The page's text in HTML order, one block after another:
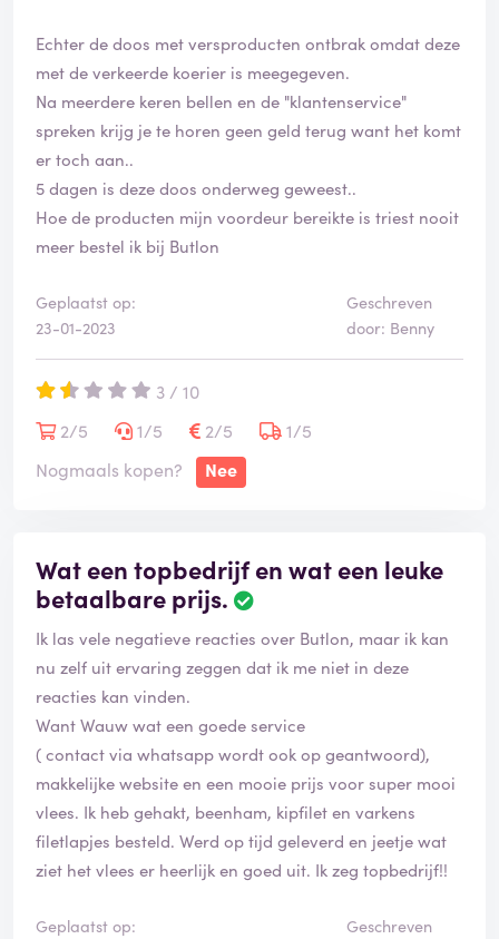
Echter de doos met versproducten ontbrak omdat deze
met de verkeerde koerier is meegegeven.
Na meerdere keren bellen en de "klantenservice"
spreken krijg je te horen geen geld terug want het komt
er toch aan..
5 dagen is deze doos onderweg geweest..
Hoe de producten mijn voordeur bereikte is triest nooit
meer bestel ik bij Butlon
Geplaatst op:
23-01-2023
Geschreven
door: Benny
3 / 10
2/5
1/5 2/5
1/5
Nogmaals kopen?
Nee
Wat een topbedrijf en wat een leuke
betaalbare prijs.
Ik las vele negatieve reacties over Butlon, maar ik kan
nu zelf uit ervaring zeggen dat ik me niet in deze
reacties kan vinden.
Want Wauw wat een goede service
( contact via whatsapp wordt ook op geantwoord),
makkelijke website en een mooie prijs voor super mooi
vlees. Ik heb gehakt, beenham, kipfilet en varkens
filetlapjes besteld. Werd op tijd geleverd en jeetje wat
ziet het vlees er heerlijk en goed uit. Ik zeg topbedrijf!!
Geplaatst op:
Geschreven